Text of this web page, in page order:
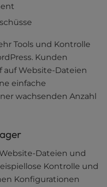
Tools und Kontrolle
Kunden
auf Website-Dateien
einfache
wachsenden Anzahl
Dateien und
Kontrolle und
Konfigurationen